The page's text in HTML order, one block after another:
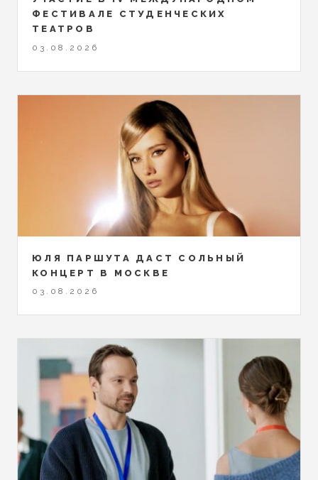
ФЕСТИВАЛЕ СТУДЕНЧЕСКИХ
ТЕАТРОВ
03.08.2026
ЮЛЯ ПАРШУТА ДАСТ СОЛЬНЫЙ
КОНЦЕРТ В МОСКВЕ
03.08.2026